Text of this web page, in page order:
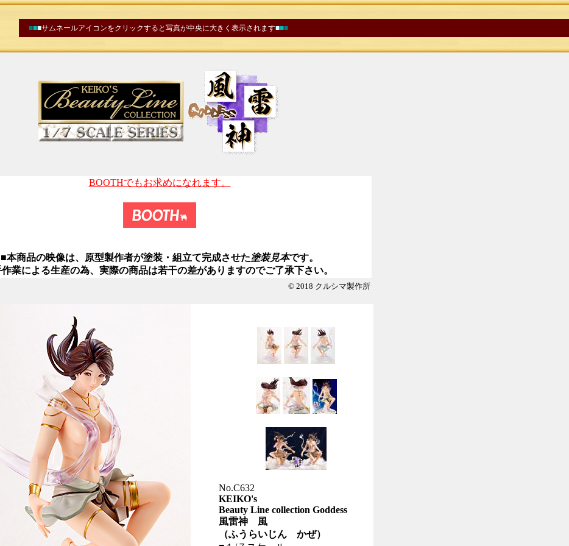
■■■サムネールアイコンをクリックすると写真が中央に大きく表示されます■■■
BOOTHでもお求めになれます。
■本商品の映像は、原型製作者が塗装・組立て完成させた塗装見本です。
業による生産の為、実際の商品は若干の差がありますのでご了承下さい。
© 2018 クルシマ製作所
No.C632
KEIKO's
Beauty Line collection Goddess
風雷神 風
（ふうらいじん かぜ）